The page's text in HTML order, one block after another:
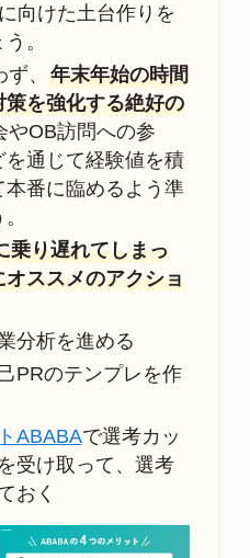
向けた土台作りを
。
、 年末年始の時間
を強化する絶好の
やOB訪問への参
通じて経験値を積
番に臨めるよう準
乗り遅れてしまっ
ススメのアクショ
分析を進める
PRのテンプレを作
ABABAで選考カッ
受け取って、選考
おく